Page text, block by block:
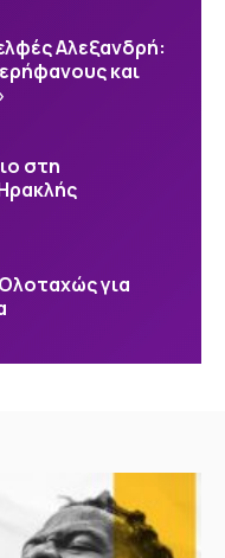
Αλεξανδρή:
και
στη
για